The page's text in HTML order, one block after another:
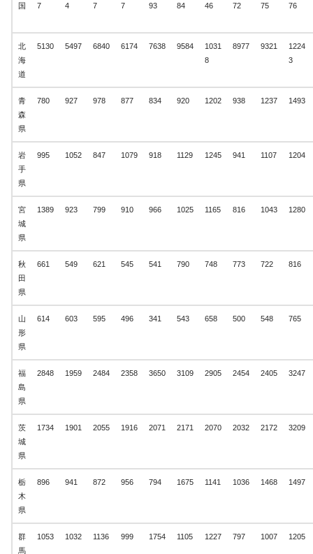
国
7
4
7
7
93
84
46
72
75
76
北
海
道
5130 5497 6840 6174 7638 9584
1031
8
8977 9321
1224
3
青
森
県
780 927 978 877 834 920 1202 938 1237 1493
岩
手
県
995 1052 847 1079 918 1129 1245 941 1107 1204
宮
城
県
1389 923 799 910 966 1025 1165 816 1043 1280
秋
田
県
661 549 621 545 541 790 748 773 722 816
山
形
県
614 603 595 496 341 543 658 500 548 765
福
島
県
2848 1959 2484 2358 3650 3109 2905 2454 2405 3247
茨
城
県
1734 1901 2055 1916 2071 2171 2070 2032 2172 3209
栃
木
県
896 941 872 956 794 1675 1141 1036 1468 1497
群
馬
1053 1032 1136 999 1754 1105 1227 797 1007 1205